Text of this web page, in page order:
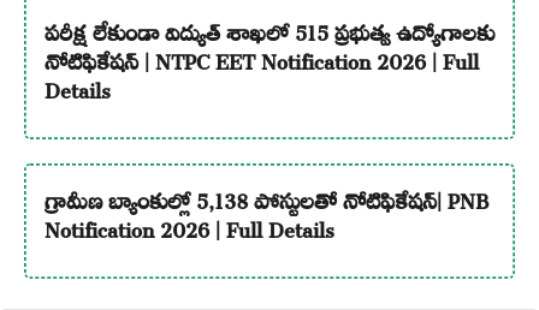
పరీక్ష లేకుండా విద్యుత్ శాఖలో 515 ప్రభుత్వ ఉద్యోగాలకు
నోటిఫికేషన్ | NTPC EET Notification 2026 | Full
Details
గ్రామీణ బ్యాంకుల్లో 5,138 పోస్టులతో నోటిఫికేషన్| PNB
Notification 2026 | Full Details